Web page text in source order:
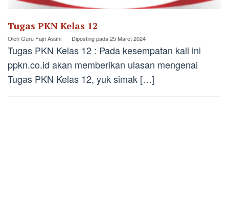
Tugas PKN Kelas 12
OlehGuru Fajri Asahi Diposting pada25 Maret 2024
Tugas PKN Kelas 12 : Pada kesempatan kali ini
ppkn.co.id akan memberikan ulasan mengenai
Tugas PKN Kelas 12, yuk simak […]